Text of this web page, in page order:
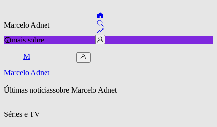
Marcelo Adnet
mais sobre
M
Marcelo Adnet
Últimas notíciassobre Marcelo Adnet
Séries e TV